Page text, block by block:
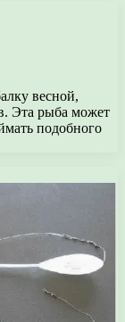
весной,
Эта рыба может
подобного